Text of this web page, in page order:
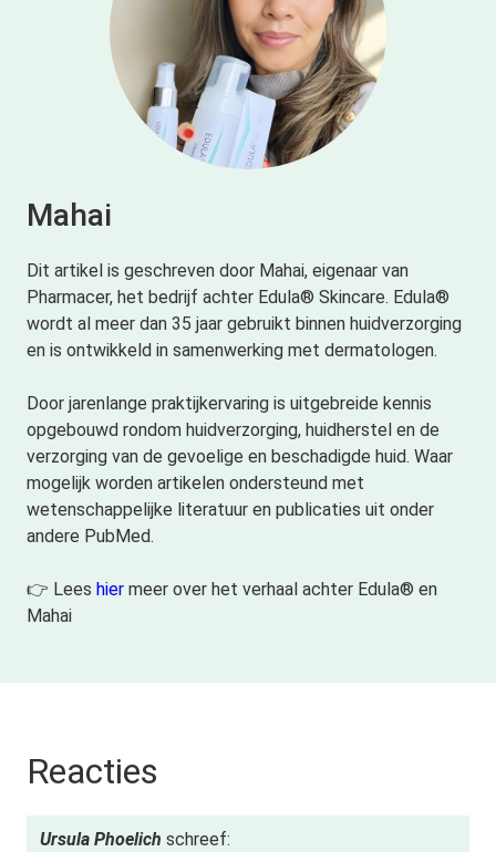
Mahai
Dit artikel is geschreven door Mahai, eigenaar van
Pharmacer, het bedrijf achter Edula® Skincare. Edula®
wordt al meer dan 35 jaar gebruikt binnen huidverzorging
en is ontwikkeld in samenwerking met dermatologen.
Door jarenlange praktijkervaring is uitgebreide kennis
opgebouwd rondom huidverzorging, huidherstel en de
verzorging van de gevoelige en beschadigde huid. Waar
mogelijk worden artikelen ondersteund met
wetenschappelijke literatuur en publicaties uit onder
andere PubMed.
👉 Lees hier meer over het verhaal achter Edula® en
Mahai
Reacties
Ursula Phoelich schreef: